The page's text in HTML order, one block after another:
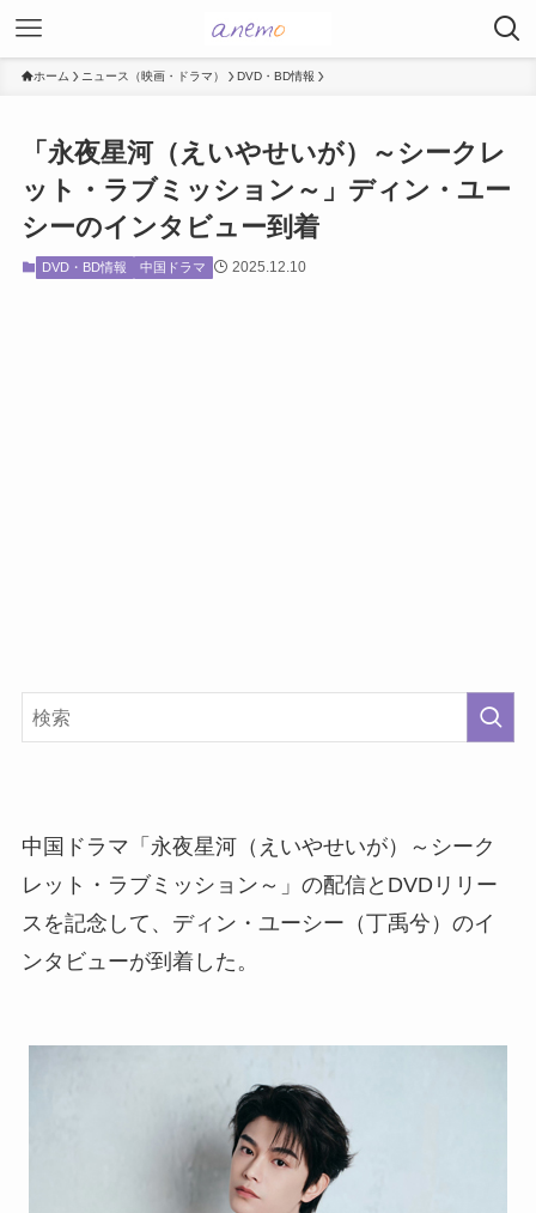
ホーム ニュース（映画・ドラマ） DVD・BD情報
「永夜星河（えいやせいが）～シークレ
ット・ラブミッション～」ディン・ユー
シーのインタビュー到着
DVD・BD情報 中国ドラマ 2025.12.10
中国ドラマ「永夜星河（えいやせいが）～シーク
レット・ラブミッション～」の配信とDVDリリー
スを記念して、ディン・ユーシー（丁禹兮）のイ
ンタビューが到着した。